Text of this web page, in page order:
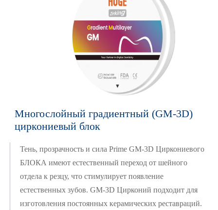
Многослойный градиентный (GM-3D)
циркониевый блок
Тень, прозрачность и сила Prime GM-3D Циркониевого
БЛОКА имеют естественный переход от шейного
отдела к резцу, что стимулирует появление
естественных зубов. GM-3D Цирконий подходит для
изготовления постоянных керамических реставраций.